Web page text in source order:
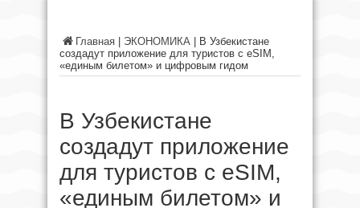
Главная ЭКОНОМИКА
В Узбекистане
создадут приложение для туристов с eSIM,
«единым билетом» и цифровым гидом
В Узбекистане
создадут приложение
для туристов с eSIM,
«единым билетом» и